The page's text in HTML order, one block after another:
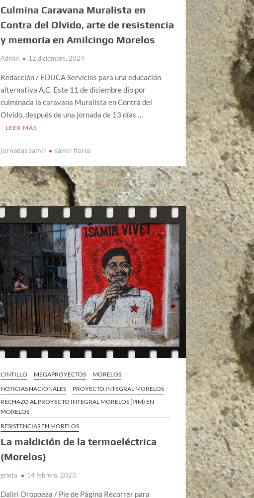
Culmina Caravana Muralista en
Contra del Olvido, arte de resistencia
y memoria en Amilcingo Morelos
Admin 12 diciembre, 2024
Redacción / EDUCA Servicios para una educación
alternativa A.C. Este 11 de diciembre dio por
culminada la caravana Muralista en Contra del
Olvido, después de una jornada de 13 días …
LEER MÁS
jornadas samir samir flores
CINTILLO MEGAPROYECTOS
MORELOS
NOTICIAS NACIONALES
PROYECTO INTEGRAL MORELOS
RECHAZO AL PROYECTO INTEGRAL MORELOS (PIM) EN
MORELOS
RESISTENCIAS EN MORELOS
La maldición de la termoeléctrica
(Morelos)
grieta 14 febrero, 2023
Daliri Oropoeza / Pie de Página Recorrer para